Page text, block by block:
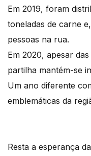
Em 2019, foram
toneladas de carne
pessoas na rua.
Em 2020, apesar
partilha mantém-se
Um ano diferente
emblemáticas da
Resta a esperança